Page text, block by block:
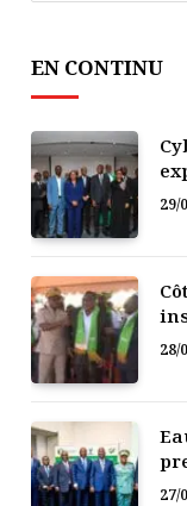
EN CONTINU
29/
28/
27/